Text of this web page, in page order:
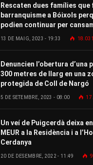
Rescaten dues famílies que
barranquisme a Bóixols
podien continuar per
13 DE MAIG, 2023 - 19:33 18.031
Denuncien l’obertura d’una
300 metres de llarg en una
protegida de Coll de Nargó
5 DE SETEMBRE, 2023 - 08:00
Un veí de Puigcerdà deixa
MEUR a la Residència i a
Cerdanya
20 DE DESEMBRE, 2022 - 11:49